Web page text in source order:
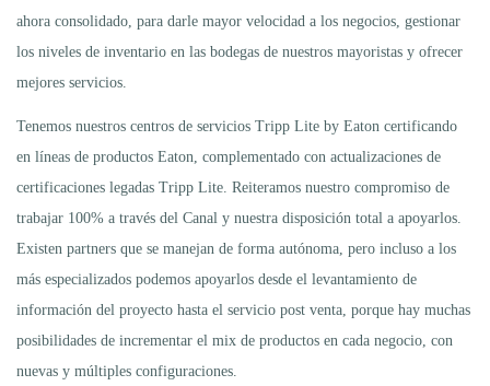
ahora consolidado, para darle mayor velocidad a los negocios, gestionar
los niveles de inventario en las bodegas de nuestros mayoristas y ofrecer
mejores servicios.
Tenemos nuestros centros de servicios Tripp Lite by Eaton certificando
en líneas de productos Eaton, complementado con actualizaciones de
certificaciones legadas Tripp Lite. Reiteramos nuestro compromiso de
trabajar 100% a través del Canal y nuestra disposición total a apoyarlos.
Existen partners que se manejan de forma autónoma, pero incluso a los
más especializados podemos apoyarlos desde el levantamiento de
información del proyecto hasta el servicio post venta, porque hay muchas
posibilidades de incrementar el mix de productos en cada negocio, con
nuevas y múltiples configuraciones.